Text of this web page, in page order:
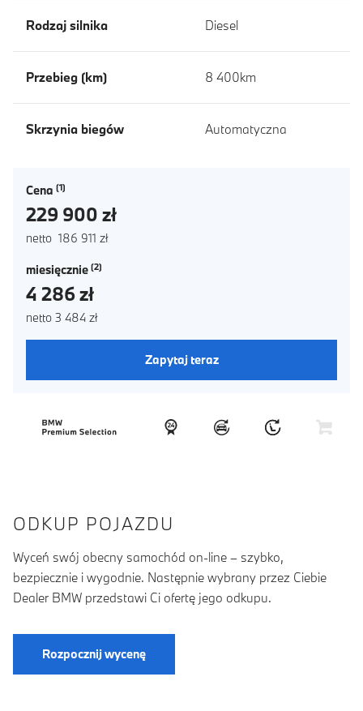
Rodzaj silnika Diesel
Przebieg (km) 8 400km
Skrzynia biegów Automatyczna
Cena
229 900 zł
netto 186 911 zł
miesięcznie
4 286 zł
netto 3 484 zł
Zapytaj teraz
ODKUP POJAZDU
Wyceń swój obecny samochód on-line – szybko,
bezpiecznie i wygodnie. Następnie wybrany przez Ciebie
Dealer BMW przedstawi Ci ofertę jego odkupu.
Rozpocznij wycenę